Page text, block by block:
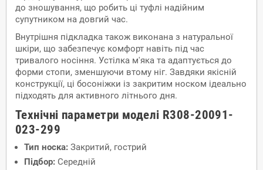
до зношування, що робить ці туфлі надійним
супутником на довгий час.
Внутрішня підкладка також виконана з натуральної
шкіри, що забезпечує комфорт навіть під час
тривалого носіння. Устілка м'яка та адаптується до
форми стопи, зменшуючи втому ніг. Завдяки якісній
конструкції, ці босоніжки із закритим носком ідеально
підходять для активного літнього дня.
Технічні параметри моделі R308-20091-
023-299
Тип носка: Закритий, гострий
Підбор: Середній